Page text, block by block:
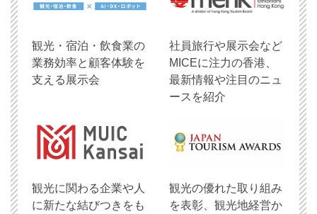
観光・宿泊・飲食業の
業務効率と顧客体験を
支える展示会
社員旅行や展示会など
MICEに注力の香港、
最新情報や注目のニュ
ースを紹介
観光に関わる企業や人
に新たな結びつきをも
観光の優れた取り組み
を表彰、観光地経営か